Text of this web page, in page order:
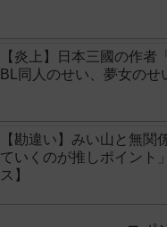
【炎上】日本三國の作
BL同人のせい、夢女の
【勘違い】みい山と無
ていくのが推しポイント
ス】